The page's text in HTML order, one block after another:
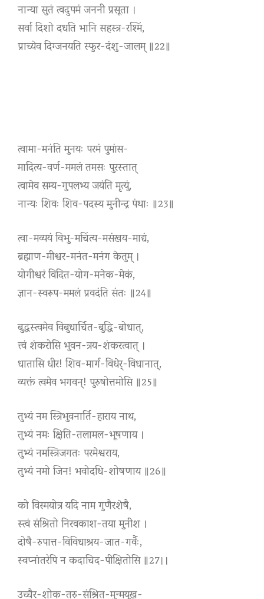
नान्या सुतं त्वदुपमं जननी प्रसूता ।
सर्वा दिशो दधति भानि सहस्त्र-रश्मिं,
प्राच्येव दिग्जनयति स्फुर-दंशु-जालम् ॥22॥
त्वामा-मनंति मुनयः परमं पुमांस-
मादित्य-वर्ण-ममलं तमसः पुरस्तात्
त्वामेव सम्य-गुपलभ्य जयंति मृत्युं,
नान्यः शिवः शिव-पदस्य मुनीन्द्र पंथाः ॥23॥
त्वा-मव्ययं विभु-मचिंत्य-मसंखय-माद्यं,
ब्रह्माण-मीश्वर-मनंत-मनंग केतुम् ।
योगीश्वरं विदित-योग-मनेक-मेकं,
ज्ञान-स्वरूप-ममलं प्रवदंति संतः ॥24॥
बुद्धस्त्वमेव विबुधार्चित-बुद्धि-बोधात्,
त्त्वं शंकरोसि भुवन-त्रय-शंकरत्वात् ।
धातासि धीर! शिव-मार्ग-विधेर्-विधानात्,
व्यक्तं त्वमेव भगवन्! पुरुषोत्तमोसि ॥25॥
तुभ्यं नम स्त्रिभुवनार्ति-हाराय नाथ,
तुभ्यं नमः क्षिति-तलामल-भूषणाय ।
तुभ्यं नमस्त्रिजगतः परमेश्वराय,
तुभ्यं नमो जिन! भवोदधि-शोषणाय ॥26॥
को विस्मयोत्र यदि नाम गुणैरशेषै,
स्त्वं संश्रितो निरवकाश-तया मुनीश ।
दोषै-रुपात्त-विविधाश्रय-जात-गर्वैः,
स्वप्नांतरेपि न कदाचिद-पीक्षितोसि ॥27।।